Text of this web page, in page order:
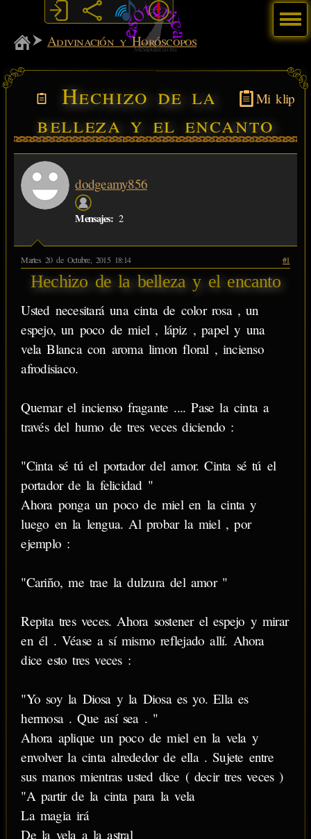
MiSabueso
Adivinación y Horóscopos
Mi klip
Hechizo de la
belleza y el encanto
dodgeamy856
Mensajes: 2
Martes 20 de Octubre, 2015 18:14 #1
Hechizo de la belleza y el encanto
Usted necesitará una cinta de color rosa , un
espejo, un poco de miel , lápiz , papel y una
vela Blanca con aroma limon floral , incienso
afrodisiaco.
Quemar el incienso fragante .... Pase la cinta a
través del humo de tres veces diciendo :
"Cinta sé tú el portador del amor. Cinta sé tú el
portador de la felicidad "
Ahora ponga un poco de miel en la cinta y
luego en la lengua. Al probar la miel , por
ejemplo :
"Cariño, me trae la dulzura del amor "
Repita tres veces. Ahora sostener el espejo y mirar
en él . Véase a sí mismo reflejado allí. Ahora
dice esto tres veces :
"Yo soy la Diosa y la Diosa es yo. Ella es
hermosa . Que así sea . "
Ahora aplique un poco de miel en la vela y
envolver la cinta alrededor de ella . Sujete entre
sus manos mientras usted dice ( decir tres veces )
"A partir de la cinta para la vela
La magia irá
De la vela a la astral
Menú